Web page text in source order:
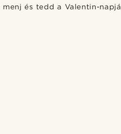
menj és tedd a Valentin-